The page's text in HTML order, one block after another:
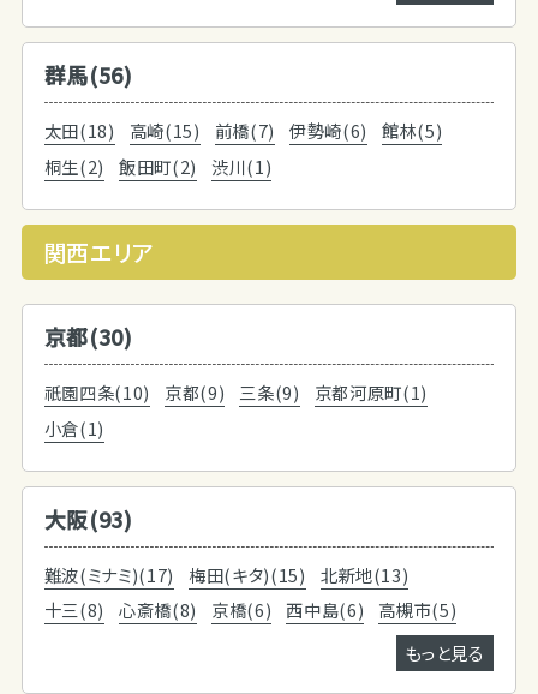
群馬(56)
太田(18) 高崎(15) 前橋(7) 伊勢崎(6)
館林(5)
桐生(2)
飯田町(2) 渋川(1)
関西エリア
京都(30)
祇園四条(10) 京都(9) 三条(9)
京都河原町(1)
小倉(1)
大阪(93)
難波(ミナミ)(17) 梅田(キタ)(15)
北新地(13)
十三(8)
心斎橋(8) 京橋(6) 西中島(6)
高槻市(5)
もっと見る